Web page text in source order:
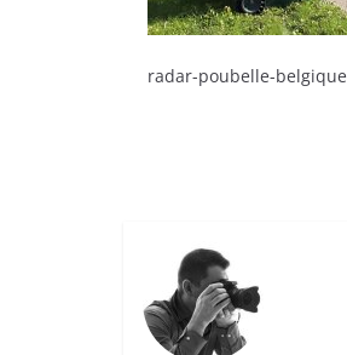
radar-poubelle-belgique